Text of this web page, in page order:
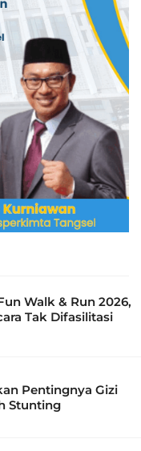
Walk & Run 2026,
Tak Difasilitasi
Pentingnya Gizi
Stunting